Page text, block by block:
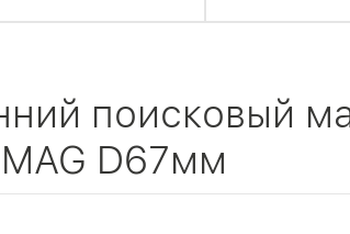
поисковый
D67мм